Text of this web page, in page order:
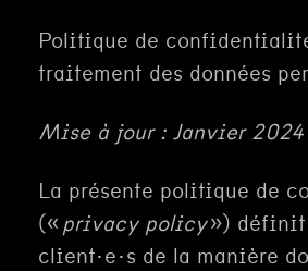
Politique de
traitement des données
Mise à jour : Janvier 2024
La présente politique de
(«privacy policy») définit
client·e·s de la manière